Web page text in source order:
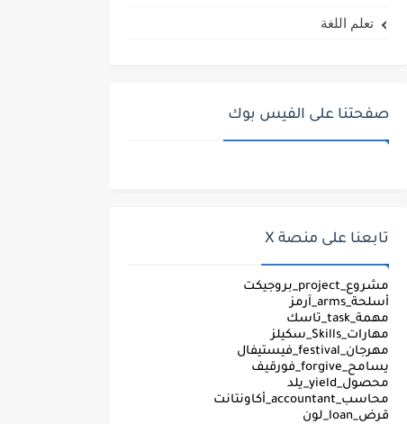
تعلم اللغة
صفحتنا على الفيس بوك
تابعنا على منصة X
مشروع_project_بروجيكت
أسلحة_arms_آرمز
مهمة_task_تاسك
مهارات_Skills_سكيلز
مهرجان_festival_فيستيفال
يسامح_forgive_فورقيف
محصول_yield_يلد
محاسب_accountant_أكاونتانت
قرض_loan_لون